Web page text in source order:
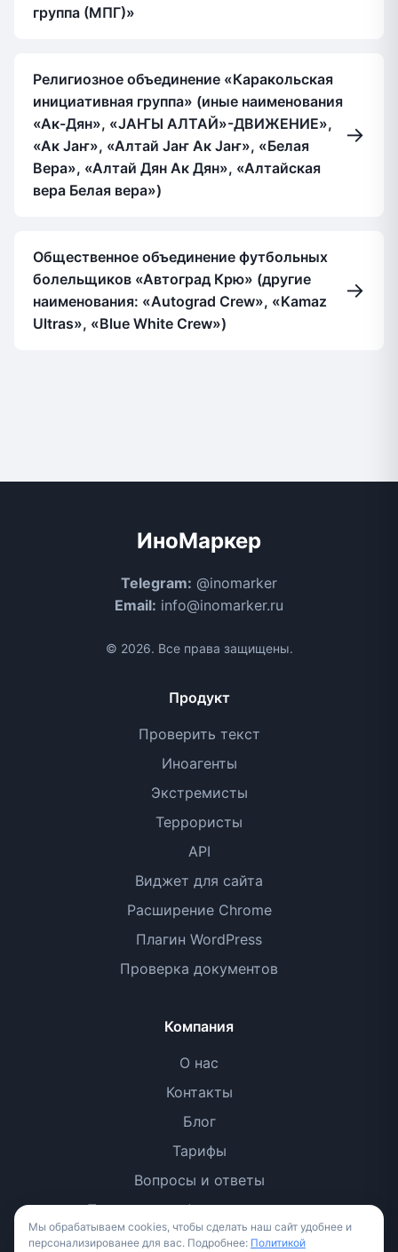
группа (МПГ)»
Религиозное объединение «Каракольская
инициативная группа» (иные наименования
«Ак-Дян», «JAҤЫ АЛТАЙ»-ДВИЖЕНИЕ»,
«Ак Jаҥ», «Алтай Jаҥ Ак Jаҥ», «Белая
Вера», «Алтай Дян Ак Дян», «Алтайская
вера Белая вера»)
→
Общественное объединение футбольных
болельщиков «Автоград Крю» (другие
наименования: «Autograd Crew», «Kamaz
Ultras», «Blue White Crew»)
→
ИноМаркер
Telegram: @inomarker
Email: info@inomarker.ru
© 2026. Все права защищены.
Продукт
Проверить текст
Иноагенты
Экстремисты
Террористы
API
Виджет для сайта
Расширение Chrome
Плагин WordPress
Проверка документов
Компания
О нас
Контакты
Блог
Тарифы
Вопросы и ответы
Политика конфиденциальности
Условия использования
Мы обрабатываем cookies, чтобы сделать наш сайт удобнее и
персонализированее для вас. Подробнее: Политикой